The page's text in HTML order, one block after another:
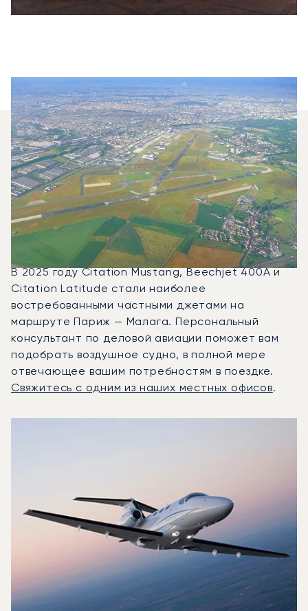
Какие Типы Бизнес-
Джетов Я Могу
Арендовать Для
Перелёта Между
Малагой И Парижем?
В 2025 году Citation Mustang, Beechjet 400A и
Citation Latitude стали наиболее
востребованными частными джетами на
маршруте Париж — Малага. Персональный
консультант по деловой авиации поможет вам
подобрать воздушное судно, в полной мере
отвечающее вашим потребностям в поездке.
Свяжитесь с одним из наших местных офисов.